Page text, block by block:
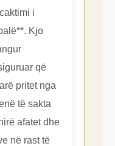
i
Kjo
që
pritet nga
të sakta
afatet dhe
në rast të